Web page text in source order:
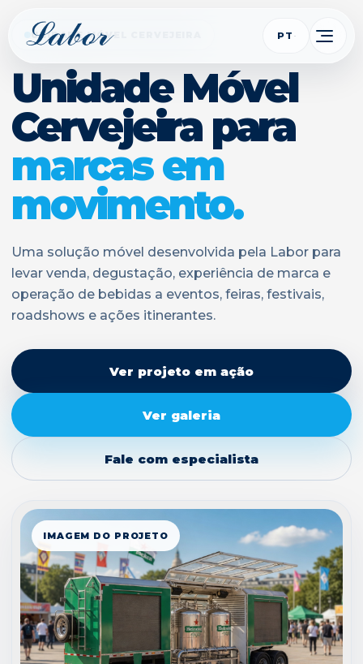
PT
UNIDADE MÓVEL CERVEJEIRA
Unidade Móvel
Cervejeira para
marcas em
movimento.
Uma solução móvel desenvolvida pela Labor para
levar venda, degustação, experiência de marca e
operação de bebidas a eventos, feiras, festivais,
roadshows e ações itinerantes.
Ver projeto em ação
Ver galeria
Fale com especialista
IMAGEM DO PROJETO